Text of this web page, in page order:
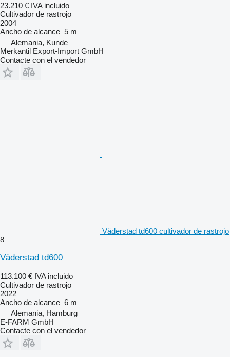
23.210 € IVA incluido
Cultivador de rastrojo
2004
Ancho de alcance 5 m
Alemania, Kunde
Merkantil Export-Import GmbH
Contacte con el vendedor
Väderstad td600 cultivador de rastrojo
8
Väderstad td600
113.100 € IVA incluido
Cultivador de rastrojo
2022
Ancho de alcance 6 m
Alemania, Hamburg
E-FARM GmbH
Contacte con el vendedor